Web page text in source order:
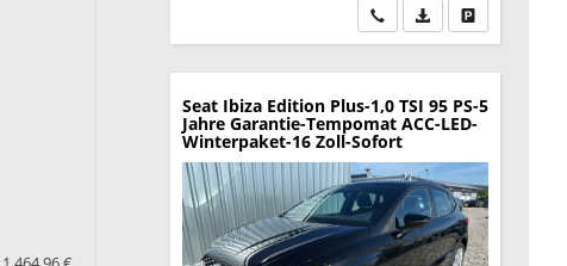
Wir rufen Sie an
PDF-Datei,Drucken,
Seat Ibiza Edition Plus-1,0 TSI 95 PS-5
Jahre Garantie-Tempomat ACC-LED-
Winterpaket-16 Zoll-Sofort